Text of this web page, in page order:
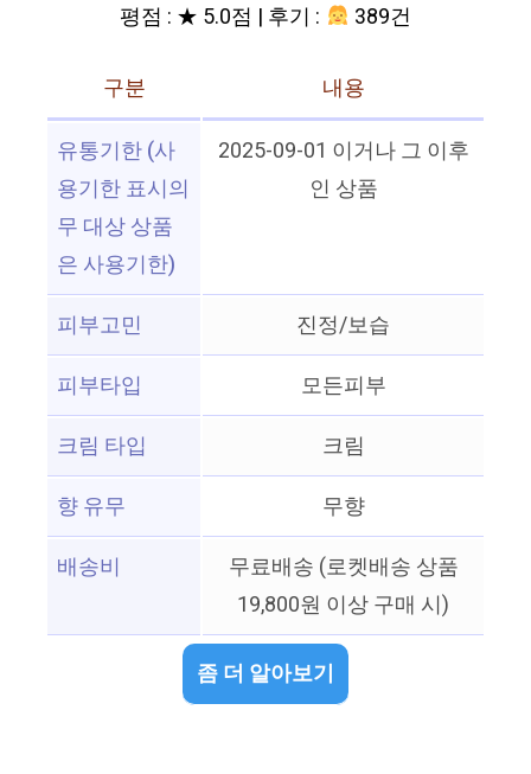
평점 : ★ 5.0점 | 후기 : 389건
구분
내용
유통기한 (사
용기한 표시의
무 대상 상품
은 사용기한)
2025-09-01 이거나 그 이후
인 상품
피부고민
진정/보습
피부타입
모든피부
크림 타입
크림
향 유무
무향
배송비
무료배송 (로켓배송 상품
19,800원 이상 구매 시)
좀 더 알아보기